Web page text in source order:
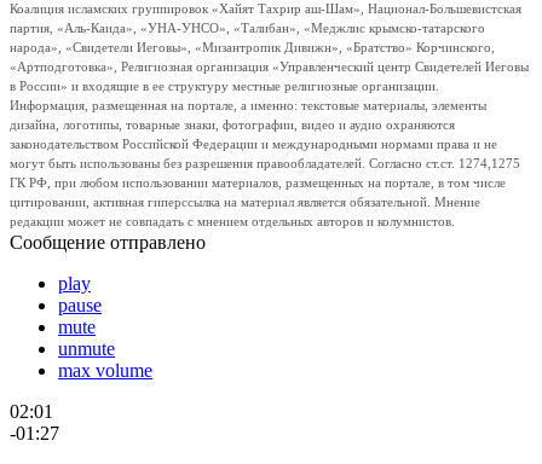
Коалиция исламских группировок «Хайят Тахрир аш-Шам», Национал-Большевистская
партия, «Аль-Каида», «УНА-УНСО», «Талибан», «Меджлис крымско-татарского
народа», «Свидетели Иеговы», «Мизантропик Дивижн», «Братство» Корчинского,
«Артподготовка», Религиозная организация «Управленческий центр Свидетелей Иеговы
в России» и входящие в ее структуру местные религиозные организации.
Информация, размещенная на портале, а именно: текстовые материалы, элементы
дизайна, логотипы, товарные знаки, фотографии, видео и аудио охраняются
законодательством Российской Федерации и международными нормами права и не
могут быть использованы без разрешения правообладателей. Согласно ст.ст. 1274,1275
ГК РФ, при любом использовании материалов, размещенных на портале, в том числе
цитировании, активная гиперссылка на материал является обязательной. Мнение
редакции может не совпадать с мнением отдельных авторов и колумнистов.
Сообщение отправлено
play
pause
mute
unmute
max volume
02:01
-01:27